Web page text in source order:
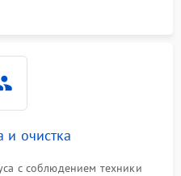
и очистка
с соблюдением техники